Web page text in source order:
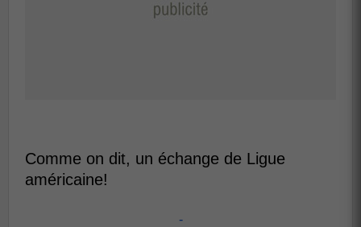
Comme on dit, un échange de Ligue
américaine!
-